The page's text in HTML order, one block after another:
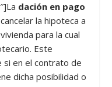
dación en pago
la hipoteca a
para la cual
Este
en el contrato de
dicha posibilidad o